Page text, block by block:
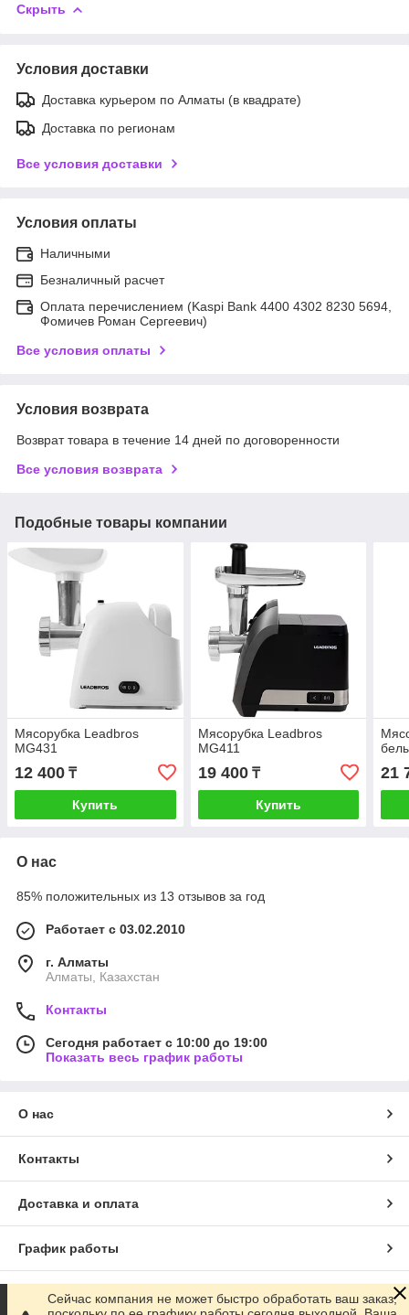
Скрыть
Условия доставки
Доставка курьером по Алматы (в квадрате)
Доставка по регионам
Все условия доставки
Условия оплаты
Наличными
Безналичный расчет
Оплата перечислением (Kaspi Bank 4400 4302 8230 5694,
Фомичев Роман Сергеевич)
Все условия оплаты
Условия возврата
Возврат товара в течение 14 дней по договоренности
Все условия возврата
Подобные товары компании
Мясорубка Leadbros
MG431
12 400 ₸
Купить
Мясорубка Leadbros
MG411
19 400₸
Купить
21
О нас
85% положительных из 13 отзывов за год
Работает с 03.02.2010
г. Алматы
Алматы, Казахстан
Контакты
Сегодня работает с 10:00 до 19:00
Показать весь график работы
О нас
Контакты
Доставка и оплата
График работы
Полная версия сайта
Сейчас компания не может быстро обработать ваш заказ,